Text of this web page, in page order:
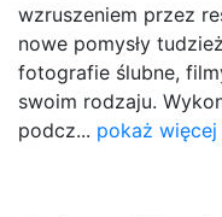
wzruszeniem przez
nowe pomysły
fotografie ślubne,
swoim rodzaju.
podcz... pokaż więcej